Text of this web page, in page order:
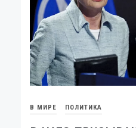
В МИРЕ ПОЛИТИКА